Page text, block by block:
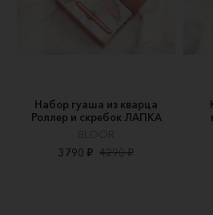
Набор гуаша из кварца
Роллер и скребок ЛАПКА
BLOOR
3790 ₽ 4290 ₽